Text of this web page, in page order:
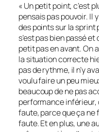
« Un petit point, c’est
pensais pas pouvoir. Il
des points sur la sprint
s’est pas bien passé et
petit pas en avant. On
la situation correcte
pas de rythme, il n’y
voulu faire un peu
beaucoup de ne pas
performance inférieur,
faute, parce que ça ne
faute. Et en plus, une